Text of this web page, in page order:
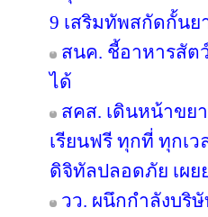
9 เสริมทัพสกัดกั้น
สนค. ชี้อาหารสัต
ได้
สคส. เดินหน้าขยา
เรียนฟรี ทุกที่ ทุกเ
ดิจิทัลปลอดภัย เผย
วว. ผนึกกำลังบริ